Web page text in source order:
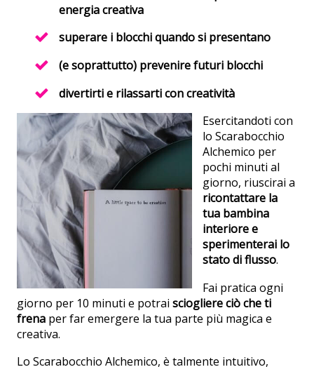
energia creativa
superare i blocchi quando si presentano
(e soprattutto) prevenire futuri blocchi
divertirti e rilassarti con creatività
Esercitandoti con
lo Scarabocchio
Alchemico per
pochi minuti al
giorno, riuscirai a
ricontattare la
tua bambina
interiore e
sperimenterai lo
stato di flusso.
Fai pratica ogni
giorno per 10 minuti e potrai sciogliere ciò che ti
frenaper far emergere la tua parte più magica e
creativa.
Lo Scarabocchio Alchemico, è talmente intuitivo,